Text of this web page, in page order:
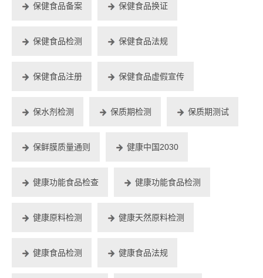
保健食品备案 保健食品换证
保健食品检测 保健食品法规
保健食品注册 保健食品虚假宣传
保水剂检测 保质期检测 保质期测试
保鲜膜质量通则 健康中国2030
健康功能食品检查 健康功能食品检测
健康原料检测 健康天然原料检测
健康食品检测 健康食品法规